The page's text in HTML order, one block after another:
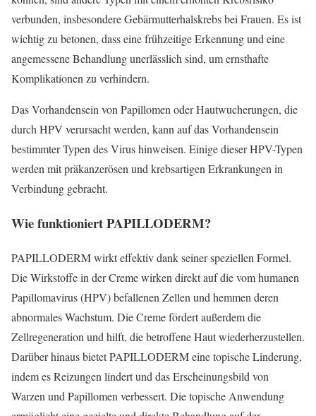
verbunden, insbesondere Gebärmutterhalskrebs bei Frauen. Es ist
wichtig zu betonen, dass eine frühzeitige Erkennung und eine
angemessene Behandlung unerlässlich sind, um ernsthafte
Komplikationen zu verhindern.
Das Vorhandensein von Papillomen oder Hautwucherungen, die
durch HPV verursacht werden, kann auf das Vorhandensein
bestimmter Typen des Virus hinweisen. Einige dieser HPV-Typen
werden mit präkanzerösen und krebsartigen Erkrankungen in
Verbindung gebracht.
Wie funktioniert PAPILLODERM?
PAPILLODERM wirkt effektiv dank seiner speziellen Formel.
Die Wirkstoffe in der Creme wirken direkt auf die vom humanen
Papillomavirus (HPV) befallenen Zellen und hemmen deren
abnormales Wachstum. Die Creme fördert außerdem die
Zellregeneration und hilft, die betroffene Haut wiederherzustellen.
Darüber hinaus bietet PAPILLODERM eine topische Linderung,
indem es Reizungen lindert und das Erscheinungsbild von
Warzen und Papillomen verbessert. Die topische Anwendung